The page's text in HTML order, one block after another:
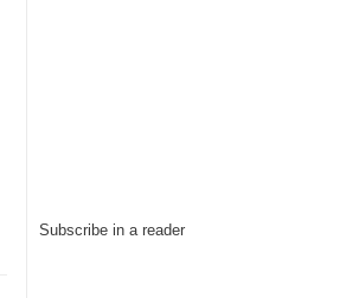
Subscribe in a reader